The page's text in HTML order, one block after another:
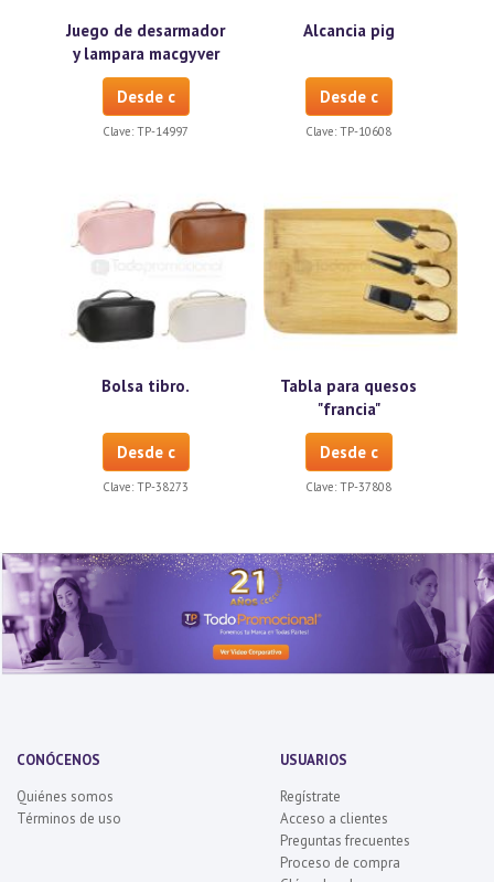
Juego de desarmador
y lampara macgyver
Desde c
Clave: TP-14997
Alcancia pig
Desde c
Clave: TP-10608
Bolsa tibro.
Desde c
Clave: TP-38273
Tabla para quesos
"francia"
Desde c
Clave: TP-37808
CONÓCENOS
Quiénes somos
Términos de uso
USUARIOS
Regístrate
Acceso a clientes
Preguntas frecuentes
Proceso de compra